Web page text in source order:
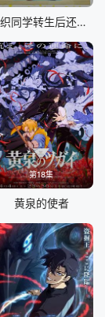
花织同学转生后还是想干架
第18集
黄泉的使者